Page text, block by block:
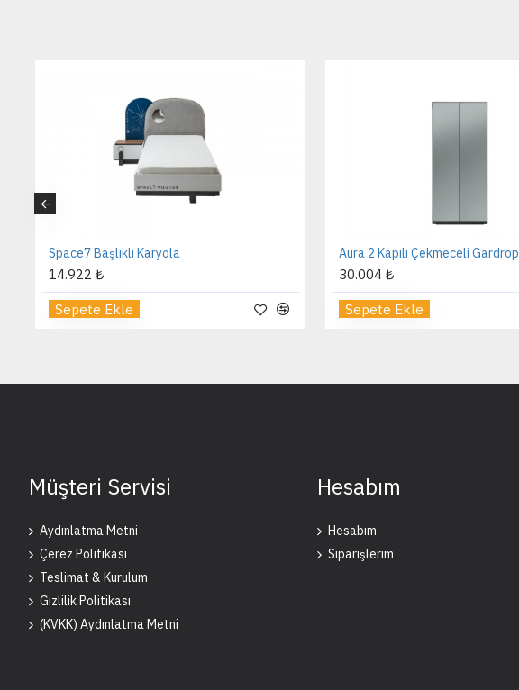
Space7 Başlıklı Karyola
14.922 ₺
Sepete Ekle
Aura 2 Kapılı Çekmeceli Gardrop
30.004 ₺
Sepete Ekle
Müşteri Servisi
Aydınlatma Metni
Çerez Politikası
Teslimat & Kurulum
Gizlilik Politikası
(KVKK) Aydınlatma Metni
Hesabım
Hesabım
Siparişlerim